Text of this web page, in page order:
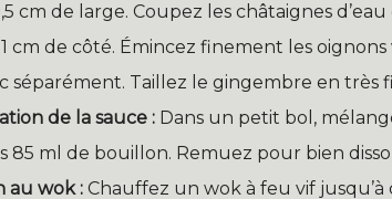
cm de large. Coupez les châtaignes
cm de côté. Émincez finement les
séparément. Taillez le gingembre en très
de la sauce : Dans un petit bol,
85 ml de bouillon. Remuez pour bien
au wok : Chauffez un wok à feu vif jusqu’à